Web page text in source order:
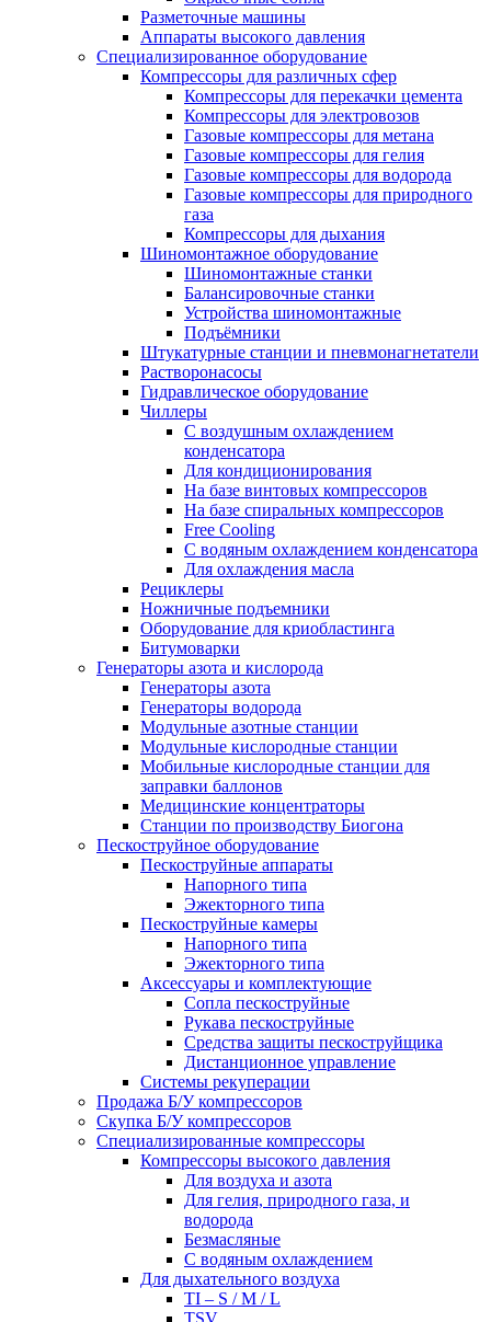
Разметочные машины
Аппараты высокого давления
Специализированное оборудование
Компрессоры для различных сфер
Компрессоры для перекачки цемента
Компрессоры для электровозов
Газовые компрессоры для метана
Газовые компрессоры для гелия
Газовые компрессоры для водорода
Газовые компрессоры для природного
газа
Компрессоры для дыхания
Шиномонтажное оборудование
Шиномонтажные станки
Балансировочные станки
Устройства шиномонтажные
Подъёмники
Штукатурные станции и пневмонагнетатели
Растворонасосы
Гидравлическое оборудование
Чиллеры
С воздушным охлаждением
конденсатора
Для кондиционирования
На базе винтовых компрессоров
На базе спиральных компрессоров
Free Cooling
С водяным охлаждением конденсатора
Для охлаждения масла
Рециклеры
Ножничные подъемники
Оборудование для криобластинга
Битумоварки
Генераторы азота и кислорода
Генераторы азота
Генераторы водорода
Модульные азотные станции
Модульные кислородные станции
Мобильные кислородные станции для
заправки баллонов
Медицинские концентраторы
Станции по производству Биогона
Пескоструйное оборудование
Пескоструйные аппараты
Напорного типа
Эжекторного типа
Пескоструйные камеры
Напорного типа
Эжекторного типа
Аксессуары и комплектующие
Сопла пескоструйные
Рукава пескоструйные
Средства защиты пескоструйщика
Дистанционное управление
Системы рекуперации
Продажа Б/У компрессоров
Скупка Б/У компрессоров
Специализированные компрессоры
Компрессоры высокого давления
Для воздуха и азота
Для гелия, природного газа, и
водорода
Безмасляные
С водяным охлаждением
Для дыхательного воздуха
TI – S / M / L
TSV